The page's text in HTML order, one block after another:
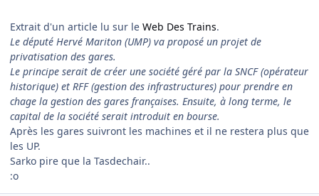
Extrait d'un article lu sur le Web Des Trains.
Le député Hervé Mariton (UMP) va proposé un projet de
privatisation des gares.
Le principe serait de créer une société géré par la SNCF (opérateur
historique) et RFF (gestion des infrastructures) pour prendre en
chage la gestion des gares françaises. Ensuite, à long terme, le
capital de la société serait introduit en bourse.
Après les gares suivront les machines et il ne restera plus que
les UP.
Sarko pire que la Tasdechair..
:o